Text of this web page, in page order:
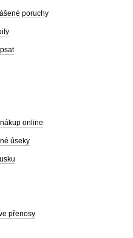
poruchy
online
úseky
přenosy